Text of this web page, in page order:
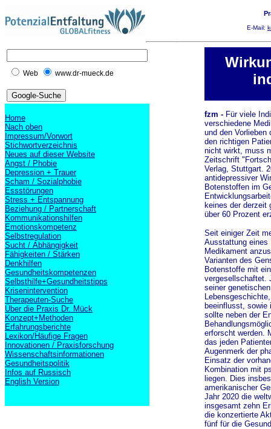
E-Mail:
Web www.dr-mueck.de
Home
Nach oben
Impressum/Vorwort
Stichwortverzeichnis
Neues auf dieser Website
Angst / Phobie
Depression + Trauer
Scham / Sozialphobie
Essstörungen
Stress + Entspannung
Beziehung / Partnerschaft
Kommunikationshilfen
Emotionskompetenz
Selbstregulation
Sucht / Abhängigkeit
Fähigkeiten / Stärken
Denkhilfen
Gesundheitskompetenzen
Selbsthilfe+Gesundheitstipps
Krisenintervention
Therapeuten-Suche
Über die Praxis Dr. Mück
Konzept+Methoden
Erfahrungsberichte
Lexikon/Häufige Fragen
Innovationen / Praxisforschung
Wissenschaftsinformationen
Gesundheitspolitik
Infos auf Russisch
English Version
fzm - Für viele
verschiedene
und den
den richtigen
nicht wirkt, muss
Zeitschrift
Verlag, Stuttgart.
antidepressiver
Botenstoffen im
keines der derzeit
über 60 Prozent
Seit einiger Zeit
Ausstattung eines
Medikament
Varianten des
Botenstoffe mit
vergesellschaftet.
seiner
beeinflusst, sowie
sollte neben der
erforscht werden.
das jeden
Augenmerk der
Einsatz der
Kombination mit
liegen. Dies
amerikanischer
Jahr 2020 die
insgesamt zehn
die konzertierte
fünf für die